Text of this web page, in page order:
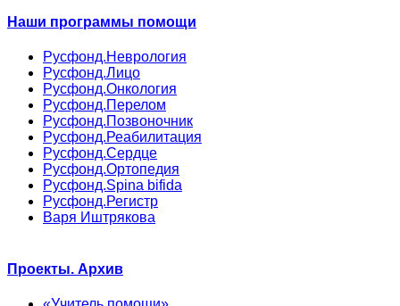
Наши программы помощи
Русфонд.Неврология
Русфонд.Лицо
Русфонд.Онкология
Русфонд.Перелом
Русфонд.Позвоночник
Русфонд.Реабилитация
Русфонд.Сердце
Русфонд.Ортопедия
Русфонд.Spina bifida
Русфонд.Регистр
Варя Иштрякова
Проекты. Архив